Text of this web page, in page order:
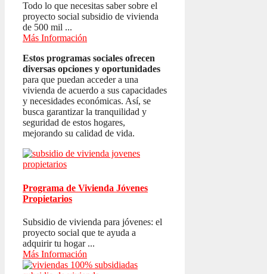
Todo lo que necesitas saber sobre el
proyecto social subsidio de vivienda
de 500 mil ...
Más Información
Estos programas sociales ofrecen
diversas opciones y oportunidades
para que puedan acceder a una
vivienda de acuerdo a sus capacidades
y necesidades económicas. Así, se
busca garantizar la tranquilidad y
seguridad de estos hogares,
mejorando su calidad de vida.
Programa de Vivienda Jóvenes
Propietarios
Subsidio de vivienda para jóvenes: el
proyecto social que te ayuda a
adquirir tu hogar ...
Más Información